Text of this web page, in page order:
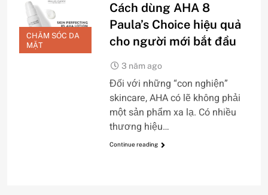
CHĂM SÓC DA
MẶT
Cách dùng AHA 8
Paula’s Choice hiệu quả
cho người mới bắt đầu
3 năm ago
Đối với những “con nghiện”
skincare, AHA có lẽ không phải
một sản phẩm xa lạ. Có nhiều
thương hiệu…
Continue reading